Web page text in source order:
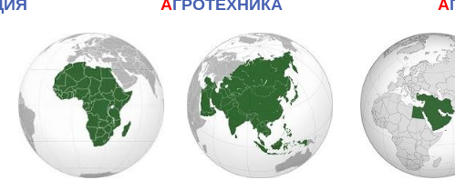
АГРОТЕХНИКА А